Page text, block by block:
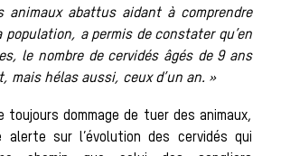
les
animaux abattus aidant à comprendre
population, a permis de constater qu’en
le nombre de cervidés âgés de 9 ans
mais hélas aussi, ceux d’un an. »
toujours dommage de tuer des animaux,
alerte sur l’évolution des cervidés qui